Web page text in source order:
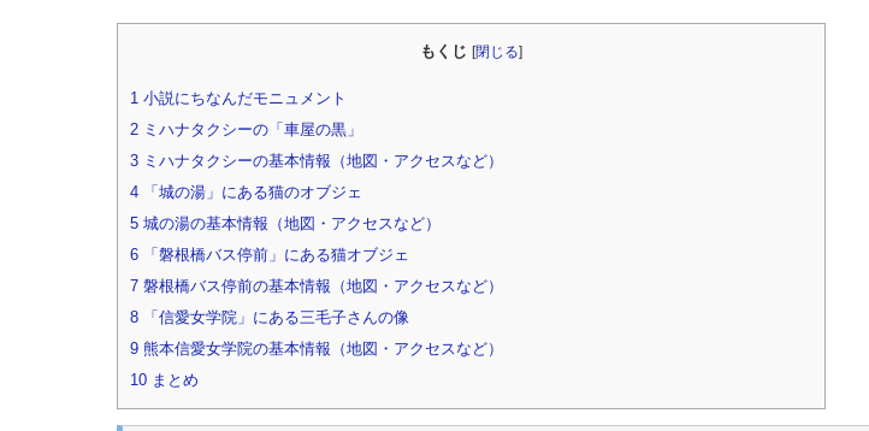
もくじ [閉じる]
1 小説にちなんだモニュメント
2 ミハナタクシーの「車屋の黒」
3 ミハナタクシーの基本情報（地図・アクセスなど）
4 「城の湯」にある猫のオブジェ
5 城の湯の基本情報（地図・アクセスなど）
6 「磐根橋バス停前」にある猫オブジェ
7 磐根橋バス停前の基本情報（地図・アクセスなど）
8 「信愛女学院」にある三毛子さんの像
9 熊本信愛女学院の基本情報（地図・アクセスなど）
10 まとめ